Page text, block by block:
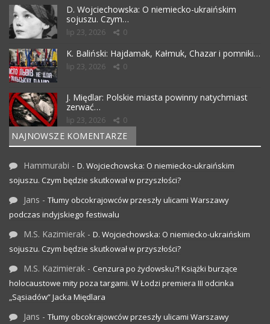
D. Wojciechowska: O niemiecko-ukraińskim
sojuszu. Czym…
lip 23, 2026 0
K. Baliński: Hajdamak, Kałmuk, Chazar i pomniki…
lip 23, 2026 0
J. Międlar: Polskie miasta powinny natychmiast
zerwać…
lip 23, 2026 0
NAJNOWSZE KOMENTARZE
Hammurabi - D. Wojciechowska: O niemiecko-ukraińskim
sojuszu. Czym będzie skutkował w przyszłości?
Jans - Tłumy obcokrajowców przeszły ulicami Warszawy
podczas indyjskiego festiwalu
M.S. Kazimierak - D. Wojciechowska: O niemiecko-ukraińskim
sojuszu. Czym będzie skutkował w przyszłości?
M.S. Kazimierak - Cenzura po żydowsku?! Książki burzące
holocaustowe mity poza targami. W Łodzi premiera III odcinka
„Sąsiadów” Jacka Międlara
Jans - Tłumy obcokrajowców przeszły ulicami Warszawy